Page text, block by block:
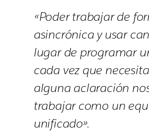
«Poder trabajar de
asincrónica y usar
lugar de programar
cada vez que
alguna aclaración
trabajar como un
unificado».